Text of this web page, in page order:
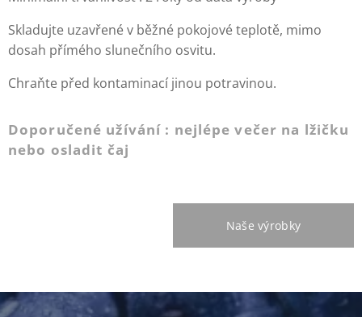
Skladujte uzavřené v běžné pokojové teplotě, mimo
dosah přímého slunečního osvitu.
Chraňte před kontaminací jinou potravinou.
Doporučené užívání : nejlépe večer na lžičku
nebo osladit čaj
Naše výrobky